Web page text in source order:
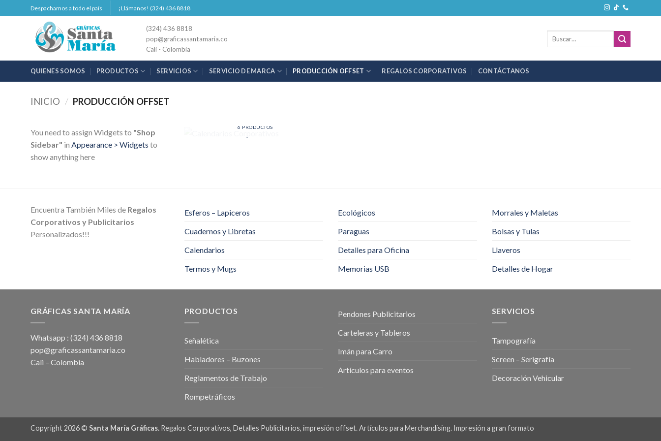
al
Despachamos a todo el país ¡Llámanos! (324) 436 8818
(324) 436 8818
pop@graficassantamaria.co
Cali - Colombia
Buscar
QUIENES SOMOS PRODUCTOS SERVICIOS SERVICIO DE MARCA PRODUCCIÓN OFFSET REGALOS CORPORATIVOS CONTÁCTANOS
INICIO / PRODUCCIÓN OFFSET
You need to assign Widgets to "Shop
Sidebar" in Appearance > Widgets to
show anything here
6 PRODUCTOS
Encuentra También Miles de Regalos
Corporativos y Publicitarios
Personalizados!!!
Esferos – Lapiceros
Cuadernos y Libretas
Calendarios
Termos y Mugs
Ecológicos
Paraguas
Detalles para Oficina
Memorias USB
Morrales y Maletas
Bolsas y Tulas
Llaveros
Detalles de Hogar
GRÁFICAS SANTA MARÍA
Whatsapp : (324) 436 8818
pop@graficassantamaria.co
Cali – Colombia
PRODUCTOS
Señalética
Habladores – Buzones
Reglamentos de Trabajo
Rompetráficos
Pendones Publicitarios
Carteleras y Tableros
Imán para Carro
Artículos para eventos
SERVICIOS
Tampografía
Screen – Serigrafía
Decoración Vehicular
Copyright 2026 © Santa María Gráficas. Regalos Corporativos, Detalles Publicitarios, impresión offset. Artículos para Merchandising. Impresión a gran formato